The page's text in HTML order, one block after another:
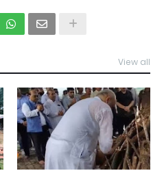
View all